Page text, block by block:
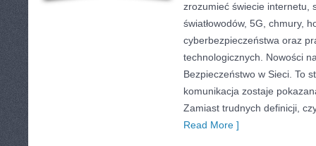
zrozumieć świecie internetu,
światłowodów, 5G, chmury,
cyberbezpieczeństwa oraz
technologicznych. Nowości
Bezpieczeństwo w Sieci. To
komunikacja zostaje
Zamiast trudnych definicji,
Read More ]